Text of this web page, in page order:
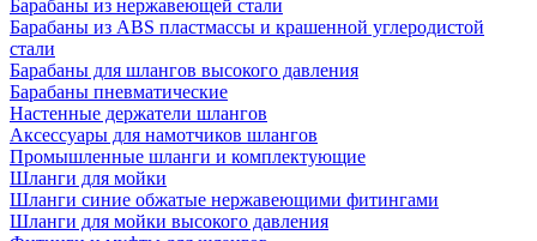
Барабаны из нержавеющей стали
Барабаны из ABS пластмассы и крашенной углеродистой
стали
Барабаны для шлангов высокого давления
Барабаны пневматические
Настенные держатели шлангов
Аксессуары для намотчиков шлангов
Промышленные шланги и комплектующие
Шланги для мойки
Шланги синие обжатые нержавеющими фитингами
Шланги для мойки высокого давления